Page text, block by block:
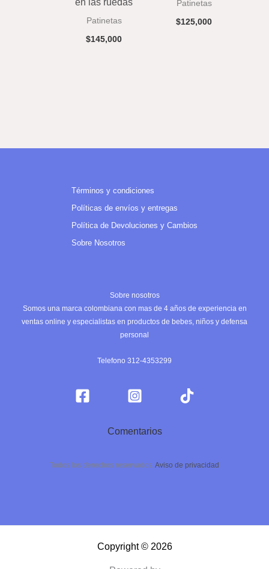
en las ruedas
Patinetas
$145,000
Patinetas
$125,000
Términos y condiciones
Políticas de envíos y entregas
Política de Devoluciones y Cambios
Sobre Nosotros
Sobre nosotros
Somos una marca colombiana con mas de 4 años de experiencia en
ventas online y especialistas en productos de bebes, niños y defensa
personal
Telefono 312-4353299
Comentarios
Todos los derechos reservados. Aviso de privacidad
Copyright © 2026